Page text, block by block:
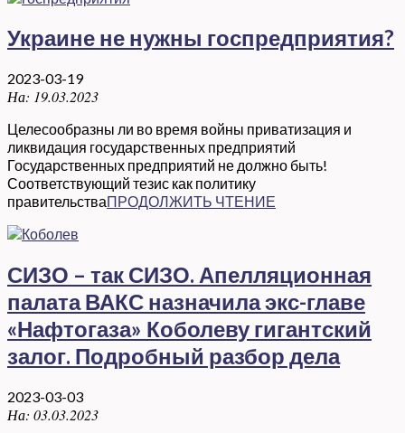
Украине не нужны госпредприятия?
2023-03-19
На: 19.03.2023
Целесообразны ли во время войны приватизация и
ликвидация государственных предприятий
Государственных предприятий не должно быть!
Соответствующий тезис как политику
правительстваПРОДОЛЖИТЬ ЧТЕНИЕ
СИЗО – так СИЗО. Апелляционная
палата ВАКС назначила экс-главе
«Нафтогаза» Коболеву гигантский
залог. Подробный разбор дела
2023-03-03
На: 03.03.2023